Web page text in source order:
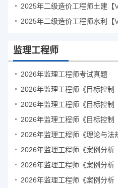
2025年二级造价工程师土建【
2025年二级造价工程师水利【
监理工程师
2026年监理工程师考试真题